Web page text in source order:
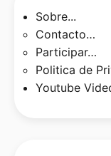
Sobre...
Contacto…
Participar…
Politica de
Youtube